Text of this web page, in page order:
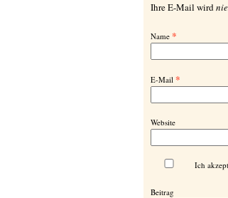
Ihre E-Mail wird
Name *
E-Mail *
Website
Ich
Beitrag